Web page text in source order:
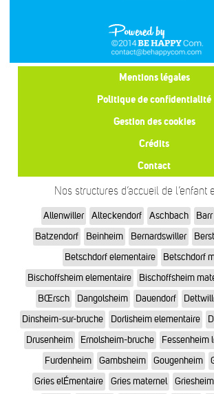
Mentions légales
Politique de confidentialité
Gestion des cookies
Crédits
Contact
Nos structures d’accueil de l’enfant
Allenwiller Alteckendorf Aschbach Barr
Batzendorf
Beinheim Bernardswiller
Betschdorf elementaire
Betschdorf
Bischoffsheim elementaire
Bischoffsheim
BŒrsch
Dangolsheim Dauendorf
Dinsheim-sur-bruche
Dorlisheim elementaire
Drusenheim
Ernolsheim-bruche Fessenheim
Furdenheim
Gambsheim Gougenheim
Gries elÉmentaire
Gries maternel